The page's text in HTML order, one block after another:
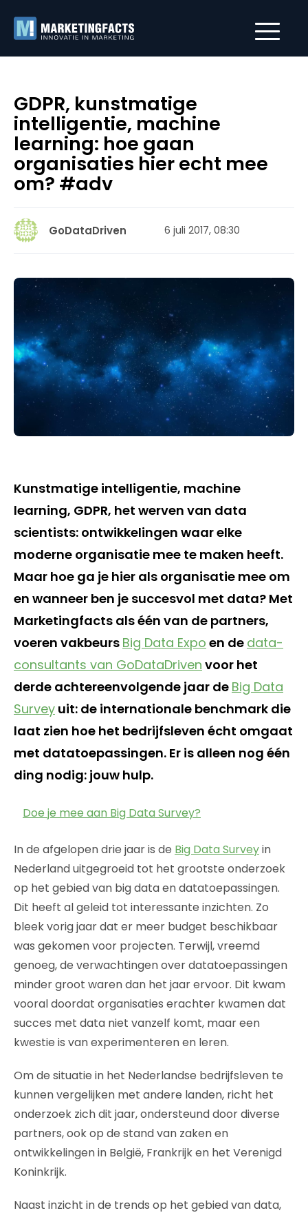
GDPR, kunstmatige
intelligentie, machine
learning: hoe gaan
organisaties hier echt mee
om? #adv
GoDataDriven 6 juli 2017, 08:30
Kunstmatige intelligentie, machine
learning, GDPR, het werven van data
scientists: ontwikkelingen waar elke
moderne organisatie mee te maken heeft.
Maar hoe ga je hier als organisatie mee om
en wanneer ben je succesvol met data? Met
Marketingfacts als één van de partners,
voeren vakbeurs Big Data Expo en de data-
consultants van GoDataDriven voor het
derde achtereenvolgende jaar de Big Data
Survey uit: de internationale benchmark die
laat zien hoe het bedrijfsleven écht omgaat
met datatoepassingen. Er is alleen nog één
ding nodig: jouw hulp.
Doe je mee aan Big Data Survey?
In de afgelopen drie jaar is de Big Data Surveyin
Nederland uitgegroeid tot het grootste onderzoek
op het gebied van big data en datatoepassingen.
Dit heeft al geleid tot interessante inzichten. Zo
bleek vorig jaar dat er meer budget beschikbaar
was gekomen voor projecten. Terwijl, vreemd
genoeg, de verwachtingen over datatoepassingen
minder groot waren dan het jaar ervoor. Dit kwam
vooral doordat organisaties erachter kwamen dat
succes met data niet vanzelf komt, maar een
kwestie is van experimenteren en leren.
Om de situatie in het Nederlandse bedrijfsleven te
kunnen vergelijken met andere landen, richt het
onderzoek zich dit jaar, ondersteund door diverse
partners, ook op de stand van zaken en
ontwikkelingen in België, Frankrijk en het Verenigd
Koninkrijk.
Naast inzicht in de trends op het gebied van data,